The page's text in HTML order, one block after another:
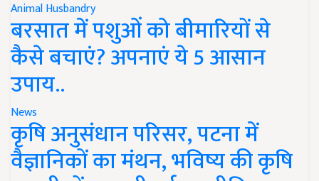
Animal Husbandry
बरसात में पशुओं को बीमारियों से
कैसे बचाएं? अपनाएं ये 5 आसान
उपाय..
News
कृषि अनुसंधान परिसर, पटना में
वैज्ञानिकों का मंथन, भविष्य की कृषि